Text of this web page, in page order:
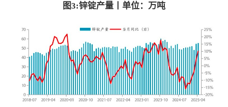
图3:锌锭产量丨单位：万吨